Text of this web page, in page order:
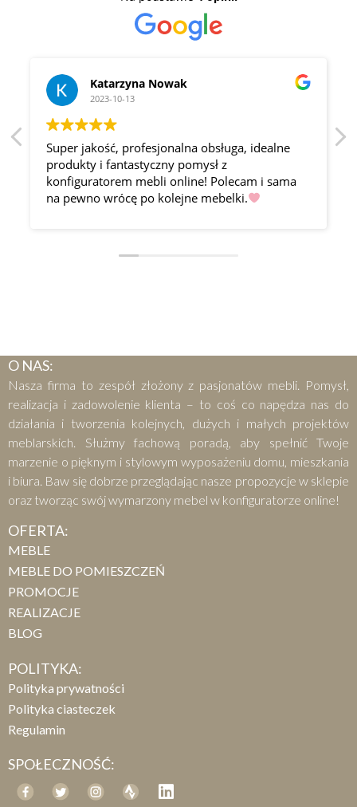
Katarzyna Nowak
2023-10-13
Super jakość, profesjonalna obsługa, idealne
produkty i fantastyczny pomysł z
konfiguratorem mebli online! Polecam i sama
na pewno wrócę po kolejne mebelki.
O NAS:
Nasza firma to zespół złożony z pasjonatów mebli. Pomysł,
realizacja i zadowolenie klienta – to coś co napędza nas do
działania i tworzenia kolejnych, dużych i małych projektów
meblarskich. Służmy fachową poradą, aby spełnić Twoje
marzenie o pięknym i stylowym wyposażeniu domu, mieszkania
i biura. Baw się dobrze przeglądając nasze propozycje w sklepie
oraz tworząc swój wymarzony mebel w konfiguratorze online!
OFERTA:
MEBLE
MEBLE DO POMIESZCZEŃ
PROMOCJE
REALIZACJE
BLOG
POLITYKA:
Polityka prywatności
Polityka ciasteczek
Regulamin
SPOŁECZNOŚĆ: